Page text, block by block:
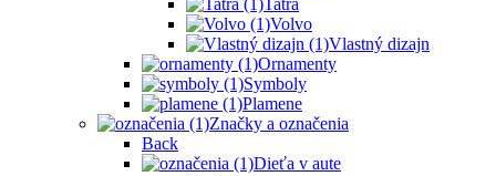
Tatra
Volvo
Vlastný dizajn
Ornamenty
Symboly
Plamene
Značky a označenia
Back
Dieťa v aute